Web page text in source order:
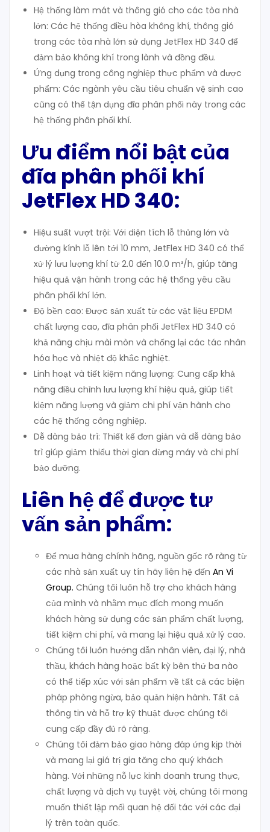
Hệ thống làm mát và thông gió cho các tòa nhà
lớn: Các hệ thống điều hòa không khí, thông gió
trong các tòa nhà lớn sử dụng JetFlex HD 340 để
đảm bảo không khí trong lành và đồng đều.
Ứng dụng trong công nghiệp thực phẩm và dược
phẩm: Các ngành yêu cầu tiêu chuẩn vệ sinh cao
cũng có thể tận dụng đĩa phân phối này trong các
hệ thống phân phối khí.
Ưu điểm nổi bật của
đĩa phân phối khí
JetFlex HD 340:
Hiệu suất vượt trội: Với diện tích lỗ thủng lớn và
đường kính lỗ lên tới 10 mm, JetFlex HD 340 có thể
xử lý lưu lượng khí từ 2.0 đến 10.0 m³/h, giúp tăng
hiệu quả vận hành trong các hệ thống yêu cầu
phân phối khí lớn.
Độ bền cao: Được sản xuất từ các vật liệu EPDM
chất lượng cao, đĩa phân phối JetFlex HD 340 có
khả năng chịu mài mòn và chống lại các tác nhân
hóa học và nhiệt độ khắc nghiệt.
Linh hoạt và tiết kiệm năng lượng: Cung cấp khả
năng điều chỉnh lưu lượng khí hiệu quả, giúp tiết
kiệm năng lượng và giảm chi phí vận hành cho
các hệ thống công nghiệp.
Dễ dàng bảo trì: Thiết kế đơn giản và dễ dàng bảo
trì giúp giảm thiểu thời gian dừng máy và chi phí
bảo dưỡng.
Liên hệ để được tư
vấn sản phẩm:
Để mua hàng chính hãng, nguồn gốc rõ ràng từ
các nhà sản xuất uy tín hãy liên hệ đến An Vi
Group. Chúng tôi luôn hỗ trợ cho khách hàng
của mình và nhằm mục đích mong muốn
khách hàng sử dụng các sản phẩm chất lượng,
tiết kiệm chi phí, và mang lại hiệu quả xử lý cao.
Chúng tôi luôn hướng dẫn nhân viên, đại lý, nhà
thầu, khách hàng hoặc bất kỳ bên thứ ba nào
có thể tiếp xúc với sản phẩm về tất cả các biện
pháp phòng ngừa, bảo quản hiện hành. Tất cả
thông tin và hỗ trợ kỹ thuật được chúng tôi
cung cấp đầy đủ rõ ràng.
Chúng tôi đảm bảo giao hàng đáp ứng kịp thời
và mang lại giá trị gia tăng cho quý khách
hàng. Với những nỗ lực kinh doanh trung thực,
chất lượng và dịch vụ tuyệt vời, chúng tôi mong
muốn thiết lập mối quan hệ đối tác với các đại
lý trên toàn quốc.